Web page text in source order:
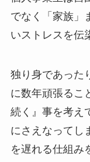
でなく「家族」
いストレスを伝
独り身であった
に数年頑張るこ
続く』事を考え
にさえなってし
を遅れる仕組み